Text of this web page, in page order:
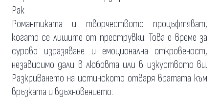
Рак
Романтиката и творчеството процъфтяват,
когато се лишите от преструвки. Това е време за
сурово изразяване и емоционална откровеност,
независимо дали в любовта или в изкуството ви.
Разкриването на истинското отваря вратата към
връзката и вдъхновението.